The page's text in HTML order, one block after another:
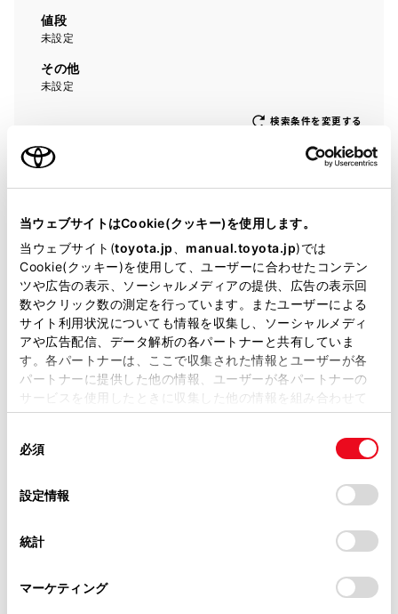
当ウェブサイトはCookie(クッキー)を使用します。
当ウェブサイト(toyota.jp manual.toyota.jp)では
Cookie(クッキー)を使用して、ユーザーに合わせたコンテン
ツや広告の表示、ソーシャルメディアの提供、広告の表示回
数やクリック数の測定を行っています。またユーザーによる
サイト利用状況についても情報を収集し、ソーシャルメディ
アや広告配信、データ解析の各パートナーと共有していま
す。各パートナーは、ここで収集された情報とユーザーが各
パートナーに提供した他の情報、ユーザーが各パートナーの
サービスを使用したときに収集した他の情報を組み合わせて
使用することがあります。当ウェブサイトの使用を続行する
デバイスにすべてのCookie(クッキー)が保存されることに同
意したことになります。Cookie(クッキー)のオプトアウト、
設定の変更、同意を撤回したりするにあたっては、当社の
「Cookie（クッキー）情報の取り扱いについて
」をご覧くだ
必須
設定情報
統計
マーケティング
値段
未設定
その他
未設定
検索条件を変更する
0台
アイコンについて
認定中古車
トヨタ認定中古車
トヨタ認定中古車ライト
オンライン購入できる中古車のみ表示
条件に該当する物件は見つかりませんでした。検索条件を変更
地域・都道府県から探す